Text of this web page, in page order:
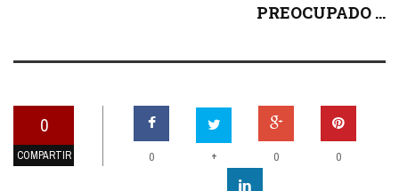
PREOCUPADO ...
0
COMPARTIR 0 + 0 0